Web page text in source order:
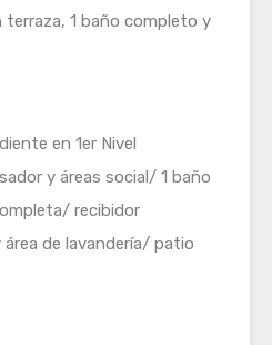
terraza, 1 baño completo y
en 1er Nivel
y áreas social/ 1 baño
recibidor
de lavandería/ patio